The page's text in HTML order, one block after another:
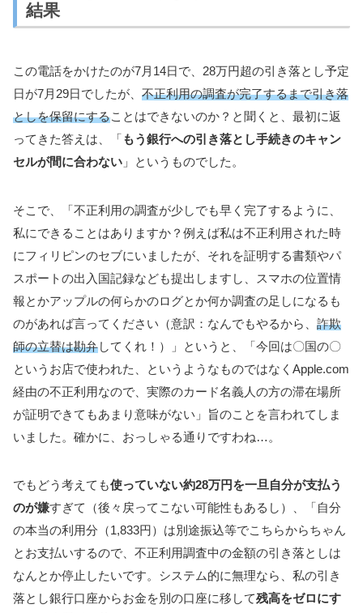
結果
この電話をかけたのが7月14日で、28万円超の引き落とし予定
日が7月29日でしたが、 不正利用の調査が完了するまで引き落
としを保留にすることはできないのか？と聞くと、最初に返
ってきた答えは、「もう銀行への引き落とし手続きのキャン
セルが間に合わない 」というものでした。
そこで、「不正利用の調査が少しでも早く完了するように、
私にできることはありますか？例えば私は不正利用された時
にフィリピンのセブにいましたが、それを証明する書類やパ
スポートの出入国記録なども提出しますし、スマホの位置情
報とかアップルの何らかのログとか何か調査の足しになるも
のがあれば言ってください（意訳：なんでもやるから、 詐欺
師の立替は勘弁してくれ！）」というと、「今回は〇国の〇
というお店で使われた、というようなものではなくApple.com
経由の不正利用なので、実際のカード名義人の方の滞在場所
が証明できてもあまり意味がない」旨のことを言われてしま
いました。確かに、おっしゃる通りですわね…。
でもどう考えても使っていない約28万円を一旦自分が支払う
のが嫌すぎて（後々戻ってこない可能性もあるし）、「自分
の本当の利用分（1,833円）は別途振込等でこちらからちゃん
とお支払いするので、不正利用調査中の金額の引き落としは
なんとか停止したいです。システム的に無理なら、私の引き
落とし銀行口座からお金を別の口座に移して残高をゼロにす